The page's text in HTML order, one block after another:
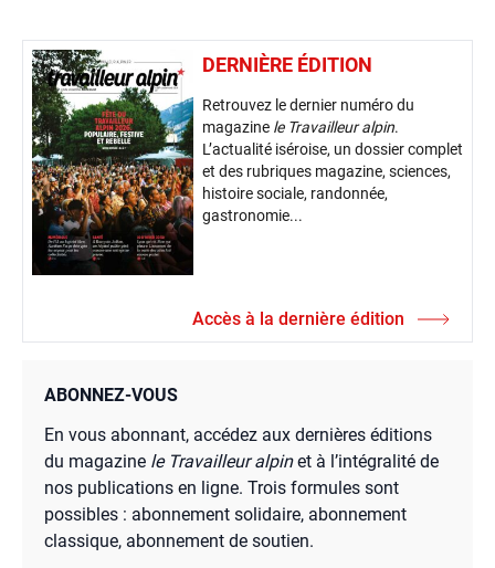
DERNIÈRE ÉDITION
Retrouvez le dernier numéro du
magazine le Travailleur alpin.
L’actualité iséroise, un dossier complet
et des rubriques magazine, sciences,
histoire sociale, randonnée,
gastronomie...
Accès à la dernière édition
ABONNEZ-VOUS
En vous abonnant, accédez aux dernières éditions
du magazine le Travailleur alpinet à l’intégralité de
nos publications en ligne. Trois formules sont
possibles : abonnement solidaire, abonnement
classique, abonnement de soutien.